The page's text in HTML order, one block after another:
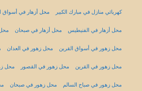
كهربائي منازل في مبارك الكبير محل أزهار في أسواق
محل أزهار في الفنيطيس محل أزهار في صبحان
محل زهور في أسواق القرين محل زهور في العدان
محل زهور في القرين محل زهور في القصور محل
محل زهور في صباح السالم محل زهور في صبحان